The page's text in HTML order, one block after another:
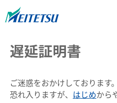
遅延証明書
ご迷惑をおかけしております。
恐れ入りますが、 はじめから